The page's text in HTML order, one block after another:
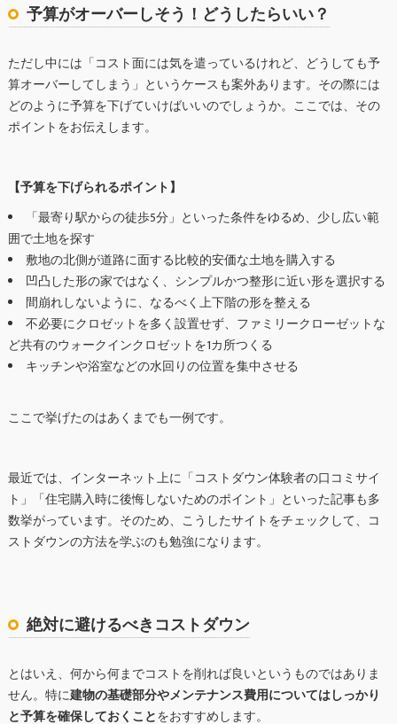
予算がオーバーしそう！どうしたらいい？
ただし中には「コスト面には気を遣っているけれど、どうしても予
算オーバーしてしまう」というケースも案外あります。その際には
どのように予算を下げていけばいいのでしょうか。ここでは、その
ポイントをお伝えします。
【予算を下げられるポイント】
「最寄り駅からの徒歩5分」といった条件をゆるめ、少し広い範
囲で土地を探す
敷地の北側が道路に面する比較的安価な土地を購入する
凹凸した形の家ではなく、シンプルかつ整形に近い形を選択する
間崩れしないように、なるべく上下階の形を整える
不必要にクロゼットを多く設置せず、ファミリークローゼットな
ど共有のウォークインクロゼットを1カ所つくる
キッチンや浴室などの水回りの位置を集中させる
ここで挙げたのはあくまでも一例です。
最近では、インターネット上に「コストダウン体験者の口コミサイ
ト」「住宅購入時に後悔しないためのポイント」といった記事も多
数挙がっています。そのため、こうしたサイトをチェックして、コ
ストダウンの方法を学ぶのも勉強になります。
絶対に避けるべきコストダウン
とはいえ、何から何までコストを削れば良いというものではありま
せん。特に建物の基礎部分やメンテナンス費用についてはしっかり
と予算を確保しておくことをおすすめします。